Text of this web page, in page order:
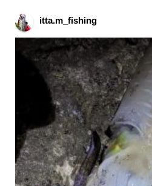
itta.m_fishing